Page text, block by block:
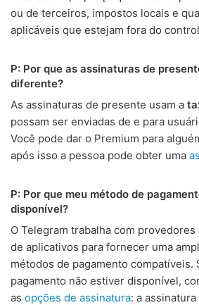
ou de terceiros, impostos locais e
aplicáveis que estejam fora do
P: Por que as assinaturas de
diferente?
As assinaturas de presente usam a
possam ser enviadas de e para
Você pode dar o Premium para
após isso a pessoa pode obter uma
P: Por que meu método de
disponível?
O Telegram trabalha com
de aplicativos para fornecer uma
métodos de pagamento compatíveis.
pagamento não estiver disponível,
as opções de assinatura: a